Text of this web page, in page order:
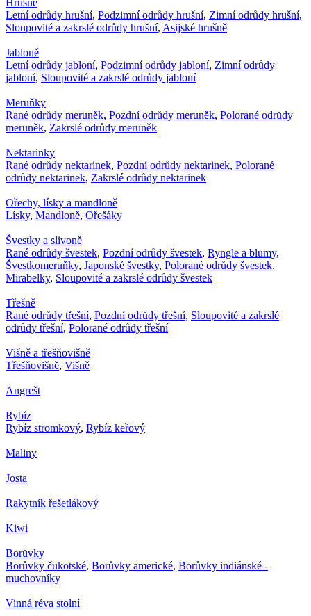
Hrušně
Letní odrůdy hrušní, Podzimní odrůdy hrušní, Zimní odrůdy hrušní,
Sloupovité a zakrslé odrůdy hrušní, Asijské hrušně
Jabloně
Letní odrůdy jabloní, Podzimní odrůdy jabloní, Zimní odrůdy
jabloní, Sloupovité a zakrslé odrůdy jabloní
Meruňky
Rané odrůdy meruněk, Pozdní odrůdy meruněk, Polorané odrůdy
meruněk, Zakrslé odrůdy meruněk
Nektarinky
Rané odrůdy nektarinek, Pozdní odrůdy nektarinek, Polorané
odrůdy nektarinek, Zakrslé odrůdy nektarinek
Ořechy, lísky a mandloně
Lísky, Mandloně, Ořešáky
Švestky a slivoně
Rané odrůdy švestek, Pozdní odrůdy švestek, Ryngle a blumy,
Švestkomeruňky, Japonské švestky, Polorané odrůdy švestek,
Mirabelky, Sloupovité a zakrslé odrůdy švestek
Třešně
Rané odrůdy třešní, Pozdní odrůdy třešní, Sloupovité a zakrslé
odrůdy třešní, Polorané odrůdy třešní
Višně a třešňovišně
Třešňovišně, Višně
Angrešt
Rybíz
Rybíz stromkový, Rybíz keřový
Maliny
Josta
Rakytník řešetlákový
Kiwi
Borůvky
Borůvky čukotské, Borůvky americké, Borůvky indiánské -
muchovníky
Vinná réva stolní